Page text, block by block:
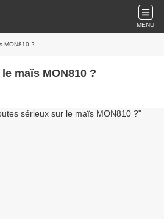
MENU
MON810 ?
maïs MON810 ?